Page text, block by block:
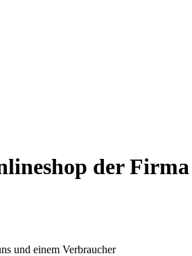
der
und einem Verbraucher